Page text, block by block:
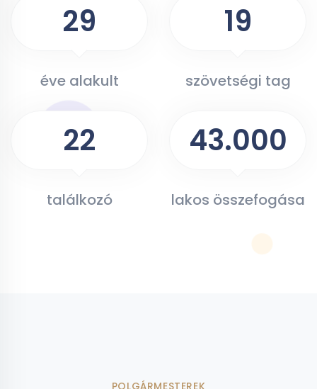
29
éve alakult
19
szövetségi tag
22
találkozó
43.000
lakos összefogása
POLGÁRMESTEREK